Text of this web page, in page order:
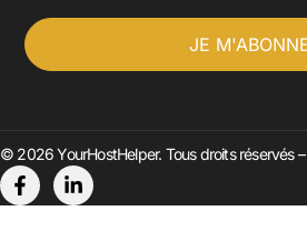
© 2026 YourHostHelper. Tous droits réservés –